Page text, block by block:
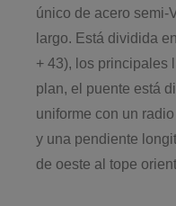
único de acero semi-
largo. Está dividida
+ 43), los principales
plan, el puente está
uniforme con un
y una pendiente
de oeste al tope